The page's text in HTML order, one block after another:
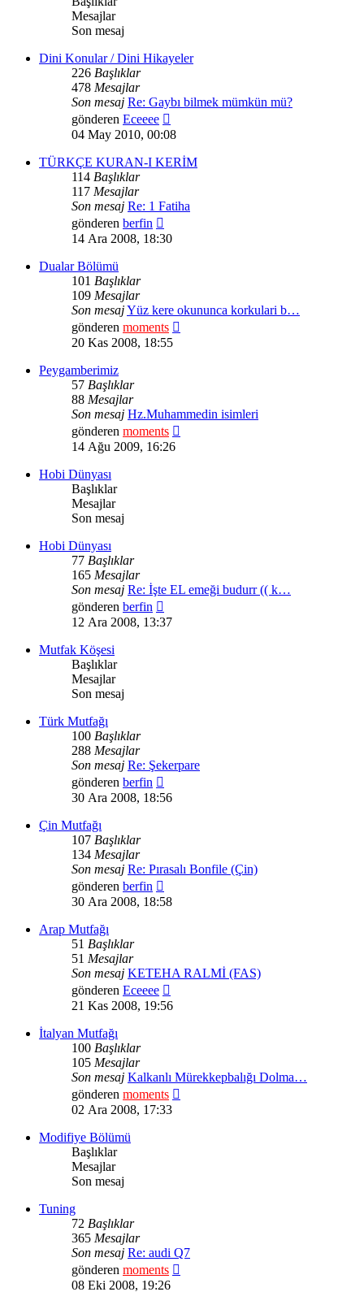
Mesajlar
Son mesaj
Dini Konular / Dini Hikayeler
226 Başlıklar
478 Mesajlar
Son mesaj Re: Gaybı bilmek mümkün mü?
gönderen Eceeee
mesajı
04 May 2010, 00:08
TÜRKÇE KURAN-I KERİM
114 Başlıklar
117 Mesajlar
Son mesaj Re: 1 Fatiha
gönderen berfin
mesajı
14 Ara 2008, 18:30
Dualar Bölümü
101 Başlıklar
109 Mesajlar
Son mesajYüz kere okununca korkulari b…
gönderen moments
20 Kas 2008, 18:55
Peygamberimiz
57 Başlıklar
88 Mesajlar
Son mesaj Hz.Muhammedin isimleri
gönderen moments
14 Ağu 2009, 16:26
Hobi Dünyası
Başlıklar
Mesajlar
Son mesaj
Hobi Dünyası
77 Başlıklar
165 Mesajlar
Son mesaj Re: İşte EL emeği budurr (( k…
gönderen berfin
mesajı
12 Ara 2008, 13:37
Mutfak Köşesi
Başlıklar
Mesajlar
Son mesaj
Türk Mutfağı
100 Başlıklar
288 Mesajlar
Son mesaj Re: Şekerpare
gönderen berfin
mesajı
30 Ara 2008, 18:56
Çin Mutfağı
107 Başlıklar
134 Mesajlar
Son mesaj Re: Pırasalı Bonfile (Çin)
gönderen berfin
mesajı
30 Ara 2008, 18:58
Arap Mutfağı
51 Başlıklar
51 Mesajlar
Son mesaj KETEHA RALMİ (FAS)
gönderen Eceeee
mesajı
21 Kas 2008, 19:56
İtalyan Mutfağı
100 Başlıklar
105 Mesajlar
Son mesaj Kalkanlı Mürekkepbalığı Dolma…
gönderen moments
02 Ara 2008, 17:33
Modifiye Bölümü
Başlıklar
Mesajlar
Son mesaj
Tuning
72 Başlıklar
365 Mesajlar
Son mesaj Re: audi Q7
gönderen moments
08 Eki 2008, 19:26